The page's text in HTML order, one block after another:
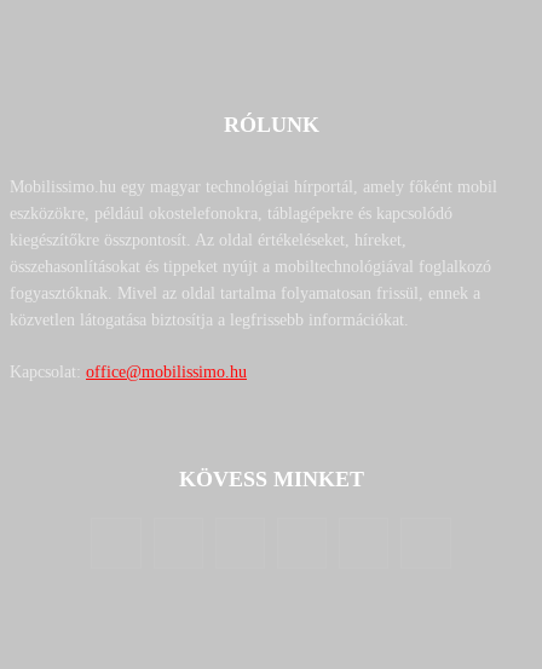
RÓLUNK
Mobilissimo.hu egy magyar technológiai hírportál, amely főként mobil
eszközökre, például okostelefonokra, táblagépekre és kapcsolódó
kiegészítőkre összpontosít. Az oldal értékeléseket, híreket,
összehasonlításokat és tippeket nyújt a mobiltechnológiával foglalkozó
fogyasztóknak. Mivel az oldal tartalma folyamatosan frissül, ennek a
közvetlen látogatása biztosítja a legfrissebb információkat.
Kapcsolat: office@mobilissimo.hu
KÖVESS MINKET